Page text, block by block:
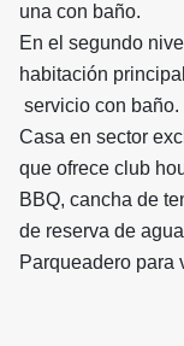
una con baño.
En el segundo
habitación
servicio con baño.
Casa en sector
que ofrece club
BBQ, cancha de
de reserva de
Parqueadero para